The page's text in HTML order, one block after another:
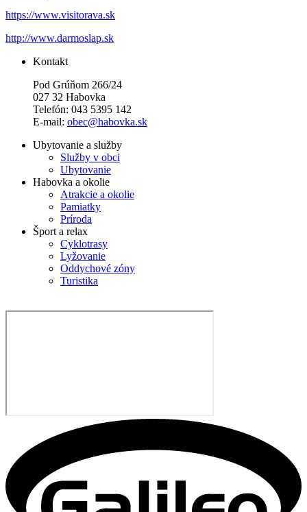
https://www.visitorava.sk
http://www.darmoslap.sk
Kontakt
Pod Grúňom 266/24
027 32 Habovka
Telefón: 043 5395 142
E-mail: obec@habovka.sk
Ubytovanie a služby
Služby v obci
Ubytovanie
Habovka a okolie
Atrakcie a okolie
Pamiatky
Príroda
Šport a relax
Cyklotrasy
Lyžovanie
Oddychové zóny
Turistika